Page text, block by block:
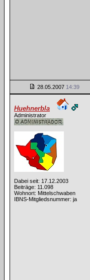
28.05.2007 14:39
Huehnerbla
Administrator
Dabei seit: 17.12.2003
Beiträge: 11.098
Wohnort: Mittelschwaben
IBNS-Mitgliedsnummer: ja